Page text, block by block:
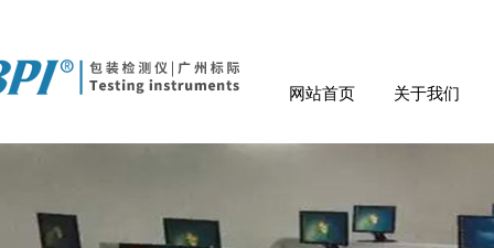
网站首页 关于我们